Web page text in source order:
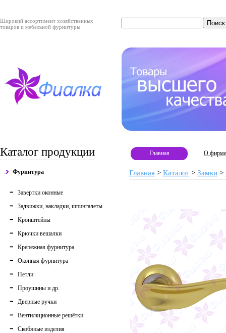
Широкий ассортимент хозяйственных
товаров и мебельной фурнитуры
Каталог продукции
Фурнитура
Завертки оконные
Задвижки, накладки, шпингалеты
Кронштейны
Крючки вешалки
Крепежная фурнитура
Оконная фурнитура
Петли
Проушины и др.
Дверные ручки
Вентиляционные решётки
Скобяные изделия
Главная О фирме
Главная > Каталог > Замки >